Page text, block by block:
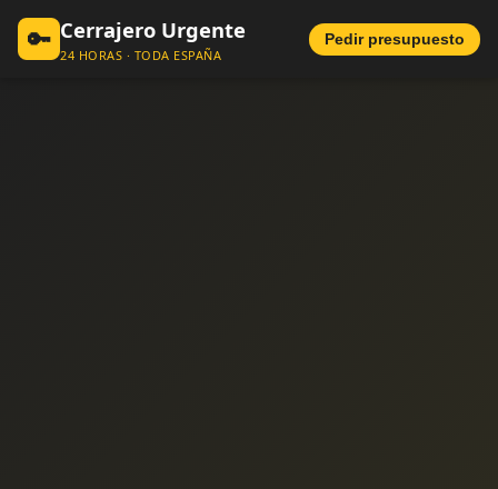
🔑 Cerrajero Urgente
24 HORAS · TODA ESPAÑA
Pedir presupuesto